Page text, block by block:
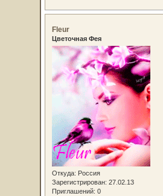
Fleur
Цветочная Фея
Откуда: Россия
Зарегистрирован: 27.02.13
Приглашений: 0